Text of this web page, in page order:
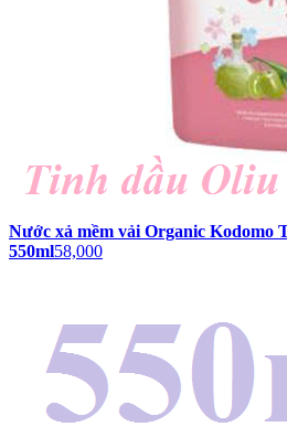
Nước xả mềm vải Organic Kodomo
550ml58,000